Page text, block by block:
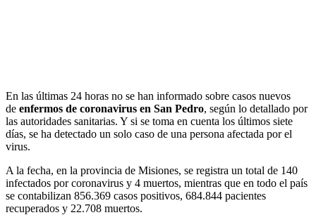
En las últimas 24 horas no se han informado sobre casos nuevos
de enfermos de coronavirus en San Pedro, según lo detallado por
las autoridades sanitarias. Y si se toma en cuenta los últimos siete
días, se ha detectado un solo caso de una persona afectada por el
virus.
A la fecha, en la provincia de Misiones, se registra un total de 140
infectados por coronavirus y 4 muertos, mientras que en todo el país
se contabilizan 856.369 casos positivos, 684.844 pacientes
recuperados y 22.708 muertos.